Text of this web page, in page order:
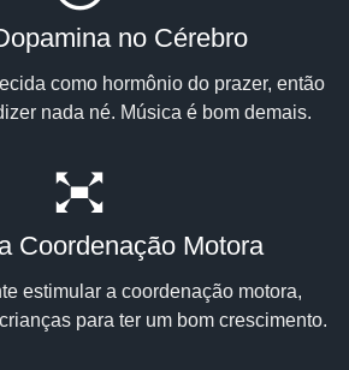
no Cérebro
como hormônio do prazer, então
nada né. Música é bom demais.
Coordenação Motora
estimular a coordenação motora,
para ter um bom crescimento.